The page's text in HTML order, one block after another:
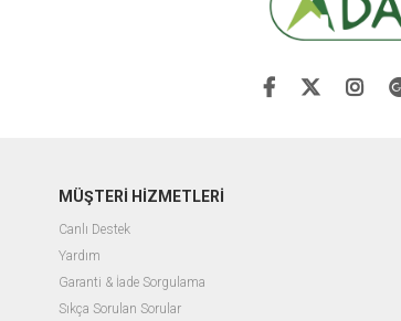
MÜŞTERİ HİZMETLERİ
Canlı Destek
Yardım
Garanti & İade Sorgulama
Sıkça Sorulan Sorular